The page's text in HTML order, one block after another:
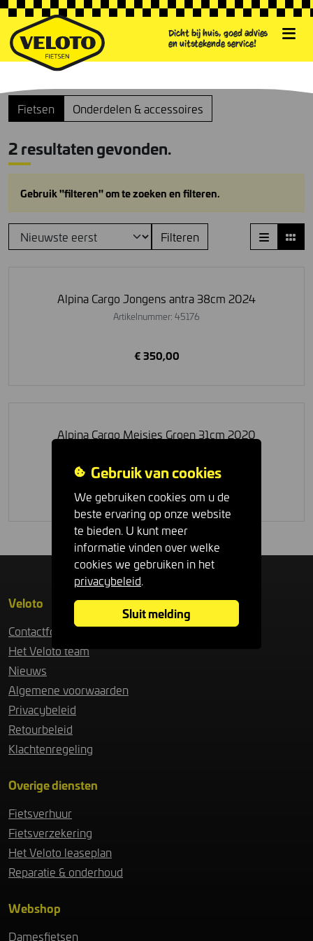
Dicht bij huis, goed advies
en uitstekende service!
Fietsen Onderdelen & accessoires
2 resultaten gevonden.
Gebruik "filteren" om te zoeken en filteren.
Filteren
Alpina Cargo Jongens antra 38cm 2024
Artikelnummer: 45176
€ 350,00
Alpina Cargo Meisjes Groen 31cm 2020
€ 195,00
Veloto
Contactformulier
Het Veloto team
Nieuws
Algemene voorwaarden
Privacybeleid
Retourbeleid
Klachtenregeling
Overige diensten
Fietsverhuur
Fietsverzekering
Het Veloto leaseplan
Reparatie & onderhoud
Webshop
Damesfietsen
Gebruik van cookies
We gebruiken cookies om u de
beste ervaring op onze website
te bieden. U kunt meer
informatie vinden over welke
cookies we gebruiken in het
privacybeleid.
Sluit melding